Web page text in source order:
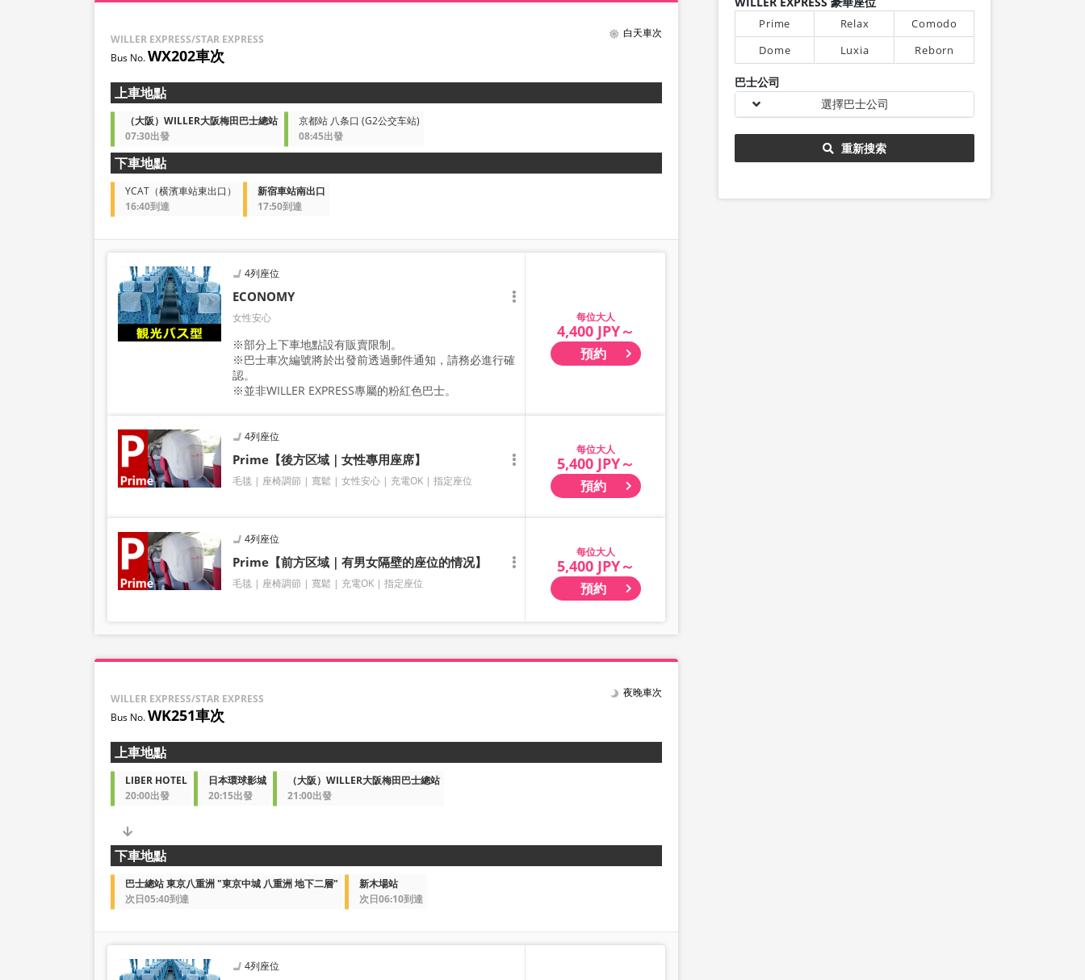
WILLER EXPRESS/STAR EXPRESS
WX202車次
白天車次
上車地點
（大阪）WILLER大阪梅田巴士總站
07:30出發
京都站 八条口 (G2公交车站)
08:45出發
下車地點
YCAT（横濱車站東出口）
16:40到達
新宿車站南出口
17:50到達
4列座位
ECONOMY
女性安心
※部分上下車地點設有販賣限制。
※巴士車次編號將於出發前透過郵件通知，請務必進行確
認。
※並非WILLER EXPRESS專屬的粉紅色巴士。
大人
4,400 JPY～
預約
4列座位
Prime【後方区域｜女性專用座席】
毛毯 座椅調節 寬鬆 女性安心 充電OK 指定座位
大人
5,400 JPY～
預約
4列座位
Prime【前方区域｜有男女隔壁的座位的情况】
毛毯 座椅調節 寬鬆 充電OK 指定座位
大人
5,400 JPY～
預約
WILLER EXPRESS/STAR EXPRESS
WK251車次
夜晚車次
上車地點
LIBER HOTEL
20:00出發
日本環球影城
20:15出發
（大阪）WILLER大阪梅田巴士總站
21:00出發
下車地點
巴士總站 東京八重洲 "東京中城 八重洲 地下二層"
次日05:40到達
新木場站
次日06:10到達
4列座位
Prime Relax
Comodo
Dome
Luxia Reborn
巴士公司
選擇巴士公司
重新搜索